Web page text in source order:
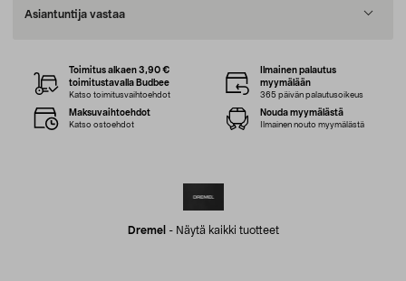
Asiantuntija vastaa
Dremel - Näytä kaikki tuotteet
Toimitus alkaen 3,90 €
toimitustavalla Budbee
Katso toimitusvaihtoehdot
Ilmainen palautus
myymälään
365 päivän palautusoikeus
Maksuvaihtoehdot
Katso ostoehdot
Nouda myymälästä
Ilmainen nouto myymälästä